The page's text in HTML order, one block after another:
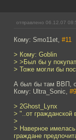
отправлено 06.12.07
Кому: Smo11et, #11
> Кому: Goblin
> >Был бы у
> Тоже могли бы
А был бы там ВВП,
Кому: Ultra_Sonic, #9
> 2Ghost_Lynx
> "..от гражданской
>
> Наверное
граждане